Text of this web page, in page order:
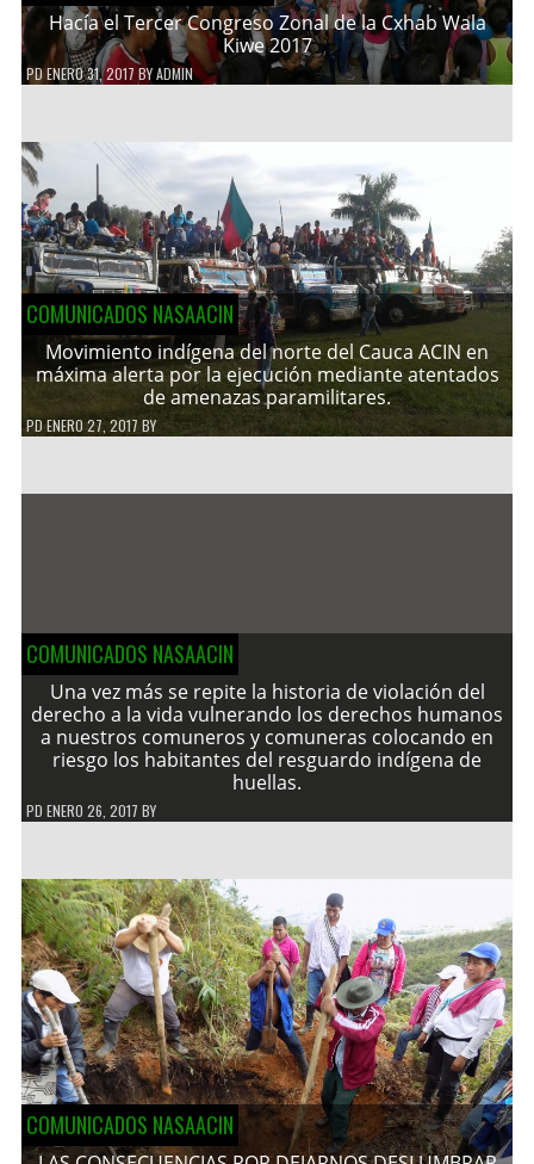
Hacía el Tercer Congreso Zonal de la Cxhab Wala
Kiwe 2017
PDENERO 31, 2017 BYADMIN
COMUNICADOS NASAACIN
Movimiento indígena del norte del Cauca ACIN en
máxima alerta por la ejecución mediante atentados
de amenazas paramilitares.
PDENERO 27, 2017 BY
COMUNICADOS NASAACIN
Una vez más se repite la historia de violación del
derecho a la vida vulnerando los derechos humanos
a nuestros comuneros y comuneras colocando en
riesgo los habitantes del resguardo indígena de
huellas.
PD ENERO 26, 2017 BY
COMUNICADOS NASAACIN